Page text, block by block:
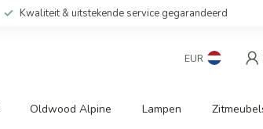
Kwaliteit & uitstekende service gegarandeerd
EUR
Oldwood Alpine Lampen